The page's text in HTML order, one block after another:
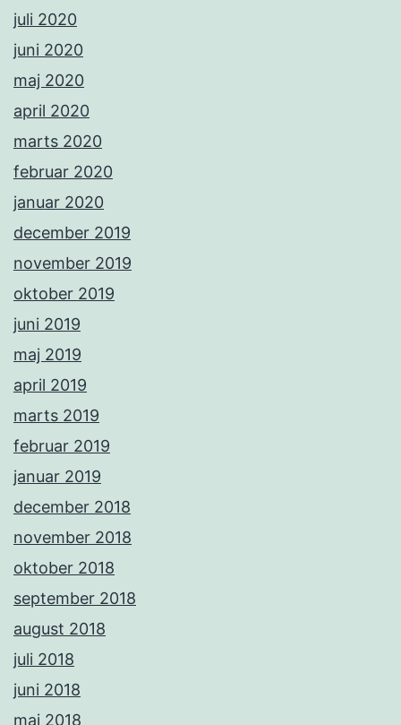
juli 2020
juni 2020
maj 2020
april 2020
marts 2020
februar 2020
januar 2020
december 2019
november 2019
oktober 2019
juni 2019
maj 2019
april 2019
marts 2019
februar 2019
januar 2019
december 2018
november 2018
oktober 2018
september 2018
august 2018
juli 2018
juni 2018
maj 2018